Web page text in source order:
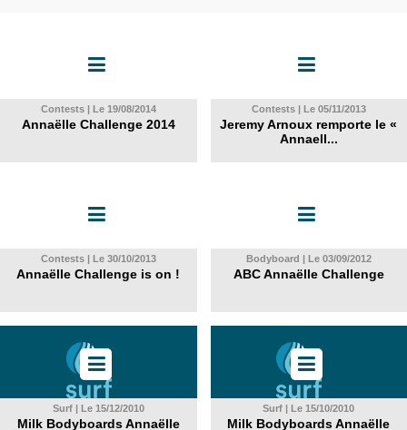
Contests | Le 19/08/2014
Annaëlle Challenge 2014
Contests | Le 05/11/2013
Jeremy Arnoux remporte le «
Annaell...
Contests | Le 30/10/2013
Annaëlle Challenge is on !
Bodyboard | Le 03/09/2012
ABC Annaëlle Challenge
Surf | Le 15/12/2010
Milk Bodyboards Annaëlle
Surf | Le 15/10/2010
Milk Bodyboards Annaëlle